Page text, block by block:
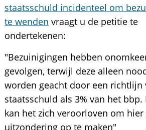
staatsschuld incidenteel om
te wenden vraagt u de petitie te
ondertekenen:
"Bezuinigingen hebben
gevolgen, terwijl deze alleen
worden geacht door een richtlijn
staatsschuld als 3% van het
kan het zich veroorloven om hier
uitzondering op te maken"